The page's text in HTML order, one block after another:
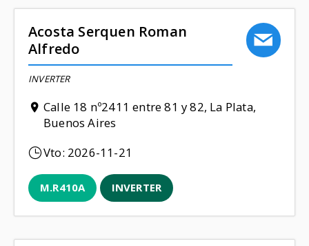
Acosta Serquen Roman
Alfredo
INVERTER
Calle 18 nº2411 entre 81 y 82, La Plata,
Buenos Aires
Vto: 2026-11-21
M.R410A INVERTER